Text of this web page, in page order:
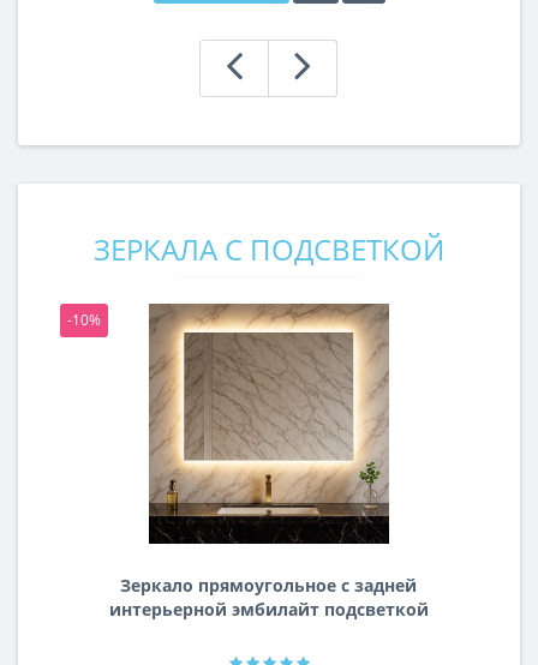
ЗЕРКАЛА С ПОДСВЕТКОЙ
-10%
Зеркало прямоугольное с задней
интерьерной эмбилайт подсветкой